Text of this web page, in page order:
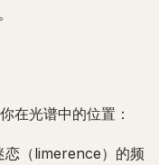
在光谱中的位置：
恋（limerence）的频